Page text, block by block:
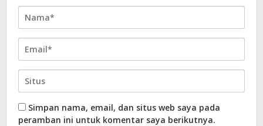
Simpan nama, email, dan situs web saya pada
peramban ini untuk komentar saya berikutnya.